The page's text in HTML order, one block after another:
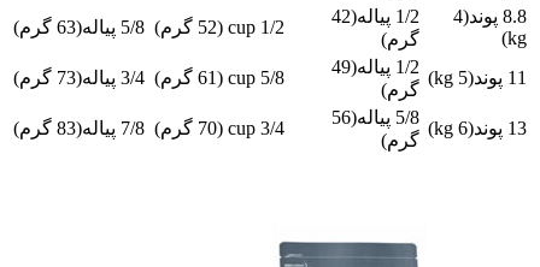
8.8 پوند(4
kg)
1/2 پیاله(42
گرم)
1/2 cup (52 گرم) 5/8 پیاله(63 گرم)
11 پوند(5 kg)
1/2 پیاله(49
گرم)
5/8 cup (61 گرم) 3/4 پیاله(73 گرم)
13 پوند(6 kg)
5/8 پیاله(56
گرم)
3/4 cup (70 گرم) 7/8 پیاله(83 گرم)